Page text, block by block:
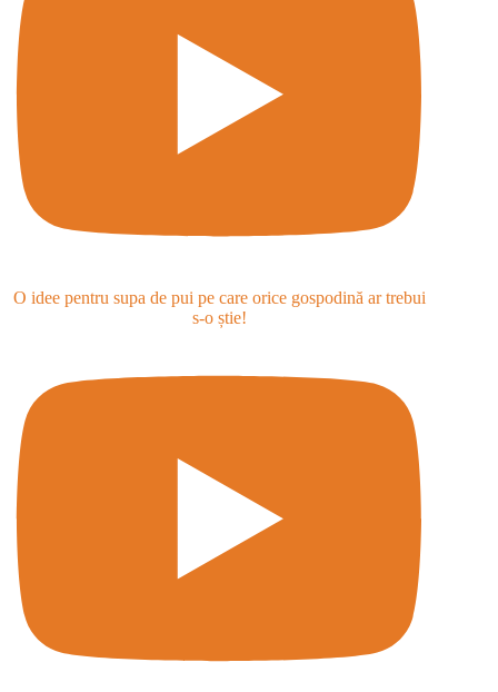
O idee pentru supa de pui pe care orice gospodină ar trebui
s-o știe!